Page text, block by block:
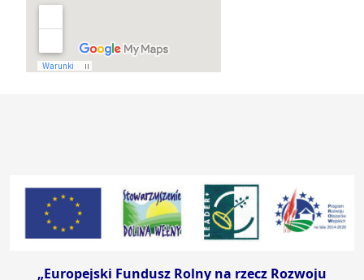
„Europejski Fundusz Rolny na rzecz Rozwoju